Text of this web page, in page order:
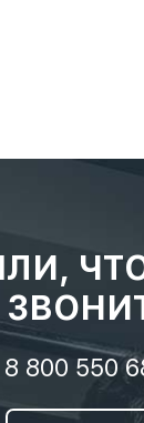
8 800 550